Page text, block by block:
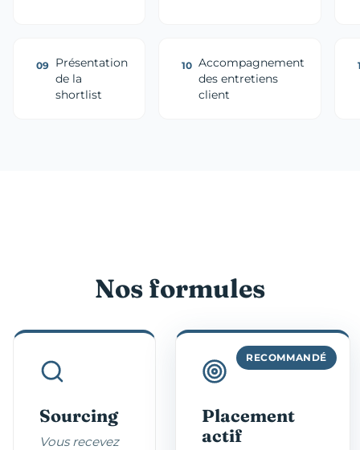
09 Présentation
de la
shortlist
10 Accompagnement
des entretiens
client
Nos formules
Sourcing
Vous recevez
RECOMMANDÉ
Placement
actif